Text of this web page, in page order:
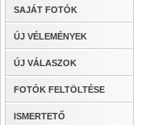
SAJÁT FOTÓK
ÚJ VÉLEMÉNYEK
ÚJ VÁLASZOK
FOTÓK FELTÖLTÉSE
ISMERTETŐ